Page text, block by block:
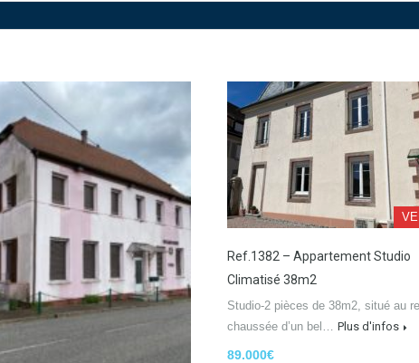
Ref.1382 – Appartement Studio
Climatisé 38m2
Studio-2 pièces de 38m2, situé au
chaussée d’un bel… Plus d'infos
89.000€